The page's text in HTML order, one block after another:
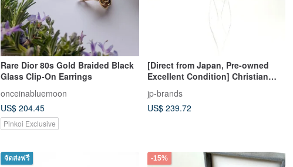
Rare Dior 80s Gold Braided Black
Glass Clip-On Earrings
onceinabluemoon
US$ 204.45
Pinkoi Exclusive
[Direct from Japan, Pre-owned
Excellent Condition] Christian
Dior Earrings Vintage Metal
jp-brands
US$ 239.72
จัดส่งฟรี -15%